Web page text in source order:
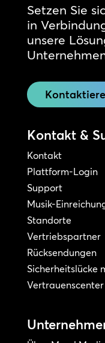
Setzen Sie
in
unsere
Kontakt &
Kontakt
Plattform-Login
Support
Musik-
Standorte
Vertriebspartner
Rücksendungen
Sicherheitslücke
Vertrauenscenter